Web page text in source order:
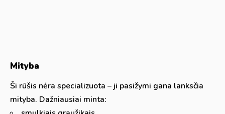
Mityba
Ši rūšis nėra specializuota – ji pasižymi gana lanksčia
mityba. Dažniausiai minta: